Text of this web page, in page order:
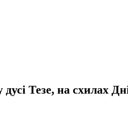
Тезе, на схилах